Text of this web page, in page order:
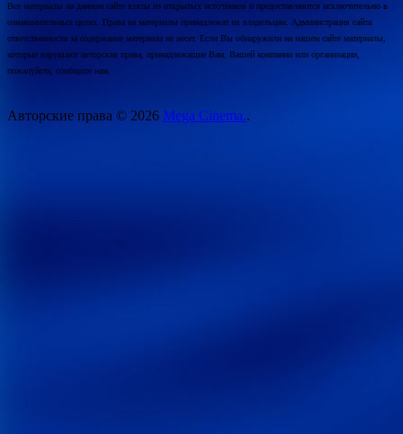
Все материалы на данном сайте взяты из открытых источников и предоставляются исключительно в
ознакомительных целях. Права на материалы принадлежат их владельцам. Администрация сайта
ответственности за содержание материала не несет. Если Вы обнаружили на нашем сайте материалы,
которые нарушают авторские права, принадлежащие Вам, Вашей компании или организации,
пожалуйста, сообщите нам.
Авторские права © 2026 Mega Cinema..